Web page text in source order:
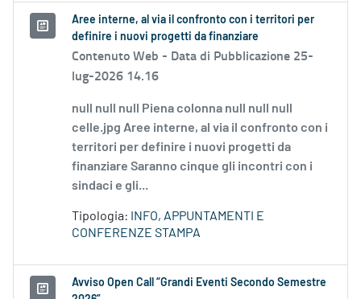
Aree interne, al via il confronto con i territori per
definire i nuovi progetti da finanziare
Contenuto Web - Data di Pubblicazione 25-
lug-2026 14.16
null null null Piena colonna null null null
celle.jpg Aree interne, al via il confronto con i
territori per definire i nuovi progetti da
finanziare Saranno cinque gli incontri con i
sindaci e gli...
Tipologia:
INFO, APPUNTAMENTI E
CONFERENZE STAMPA
Avviso Open Call “Grandi Eventi Secondo Semestre